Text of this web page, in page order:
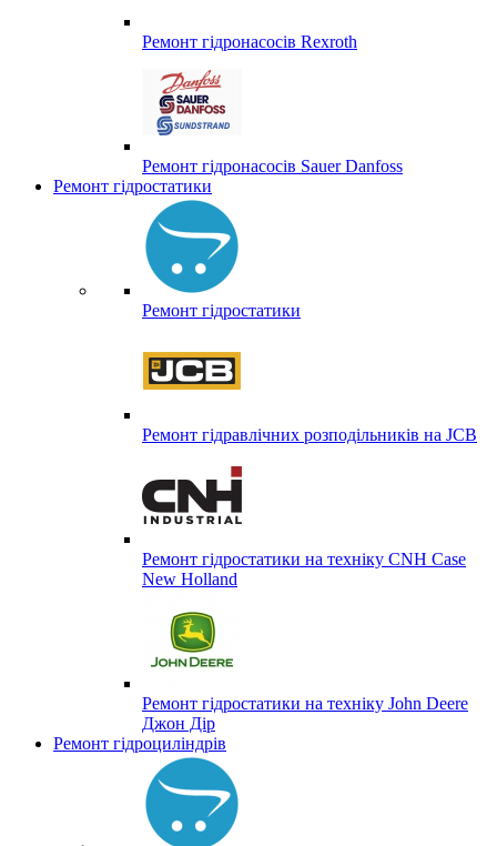
Ремонт гідронасосів Rexroth
Ремонт гідронасосів Sauer Danfoss
Ремонт гідростатики
Ремонт гідростатики
Ремонт гідравлічних розподільників на JCB
Ремонт гідростатики на техніку CNH Case
New Holland
Ремонт гідростатики на техніку John Deere
Джон Дір
Ремонт гідроциліндрів